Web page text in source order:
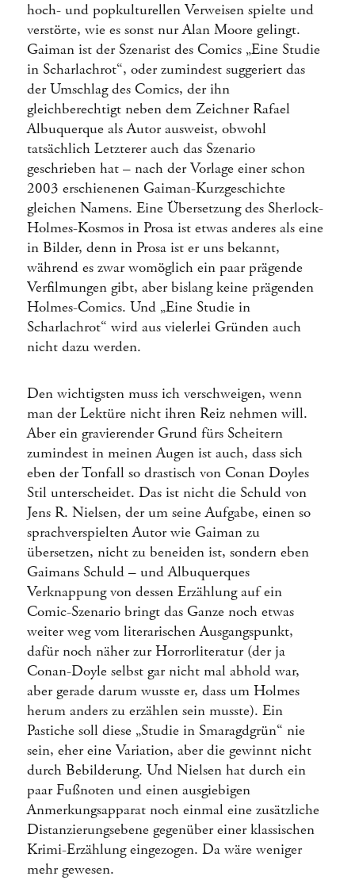
hoch- und popkulturellen Verweisen spielte und
verstörte, wie es sonst nur Alan Moore gelingt.
Gaiman ist der Szenarist des Comics „Eine Studie
in Scharlachrot“, oder zumindest suggeriert das
der Umschlag des Comics, der ihn
gleichberechtigt neben dem Zeichner Rafael
Albuquerque als Autor ausweist, obwohl
tatsächlich Letzterer auch das Szenario
geschrieben hat – nach der Vorlage einer schon
2003 erschienenen Gaiman-Kurzgeschichte
gleichen Namens. Eine Übersetzung des Sherlock-
Holmes-Kosmos in Prosa ist etwas anderes als eine
in Bilder, denn in Prosa ist er uns bekannt,
während es zwar womöglich ein paar prägende
Verfilmungen gibt, aber bislang keine prägenden
Holmes-Comics. Und „Eine Studie in
Scharlachrot“ wird aus vielerlei Gründen auch
nicht dazu werden.
Den wichtigsten muss ich verschweigen, wenn
man der Lektüre nicht ihren Reiz nehmen will.
Aber ein gravierender Grund fürs Scheitern
zumindest in meinen Augen ist auch, dass sich
eben der Tonfall so drastisch von Conan Doyles
Stil unterscheidet. Das ist nicht die Schuld von
Jens R. Nielsen, der um seine Aufgabe, einen so
sprachverspielten Autor wie Gaiman zu
übersetzen, nicht zu beneiden ist, sondern eben
Gaimans Schuld – und Albuquerques
Verknappung von dessen Erzählung auf ein
Comic-Szenario bringt das Ganze noch etwas
weiter weg vom literarischen Ausgangspunkt,
dafür noch näher zur Horrorliteratur (der ja
Conan-Doyle selbst gar nicht mal abhold war,
aber gerade darum wusste er, dass um Holmes
herum anders zu erzählen sein musste). Ein
Pastiche soll diese „Studie in Smaragdgrün“ nie
sein, eher eine Variation, aber die gewinnt nicht
durch Bebilderung. Und Nielsen hat durch ein
paar Fußnoten und einen ausgiebigen
Anmerkungsapparat noch einmal eine zusätzliche
Distanzierungsebene gegenüber einer klassischen
Krimi-Erzählung eingezogen. Da wäre weniger
mehr gewesen.